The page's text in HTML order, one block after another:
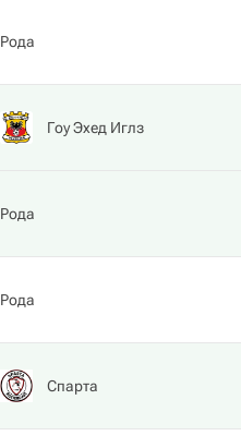
Рода
Гоу Эхед Иглз
Рода
Рода
Спарта